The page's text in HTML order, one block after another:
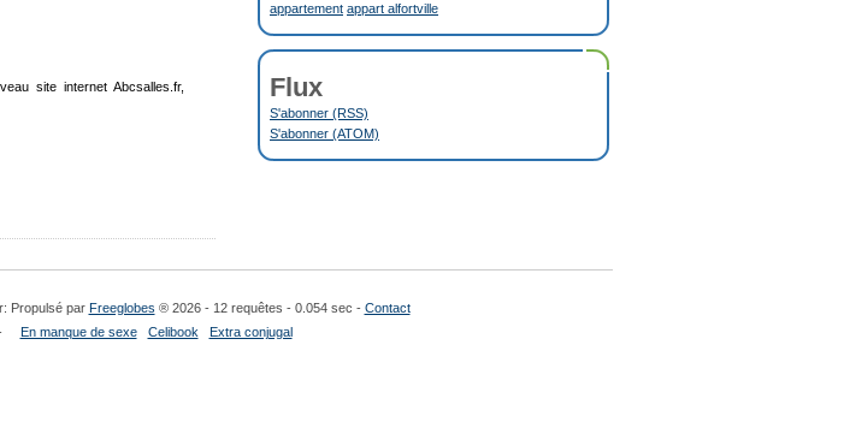
site internet Abcsalles.fr,
appartement appart alfortville
Flux
S'abonner (RSS)
S'abonner (ATOM)
Propulsé par Freeglobes ® 2026 - 12 requêtes - 0.054 sec - Contact
-
En manque de sexe Celibook Extra conjugal